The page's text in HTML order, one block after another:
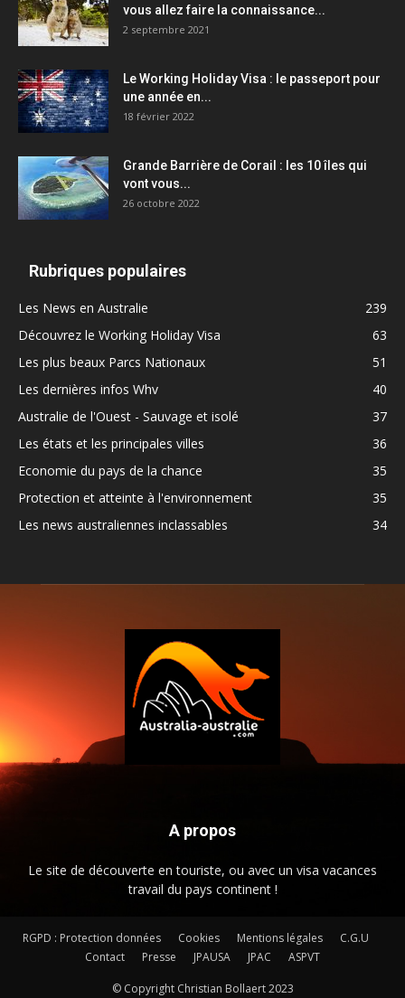
vous allez faire la connaissance...
2 septembre 2021
Le Working Holiday Visa : le passeport pour
une année en...
18 février 2022
Grande Barrière de Corail : les 10 îles qui
vont vous...
26 octobre 2022
Rubriques populaires
Les News en Australie
239
Découvrez le Working Holiday Visa
63
Les plus beaux Parcs Nationaux
51
Les dernières infos Whv
40
Australie de l'Ouest - Sauvage et isolé
37
Les états et les principales villes
36
Economie du pays de la chance
35
Protection et atteinte à l'environnement
35
Les news australiennes inclassables
34
A propos
Le site de découverte en touriste, ou avec un visa vacances
travail du pays continent !
RGPD : Protection données Cookies Mentions légales
C.G.U
Contact
Presse JPAUSA JPAC ASPVT
© Copyright Christian Bollaert 2023